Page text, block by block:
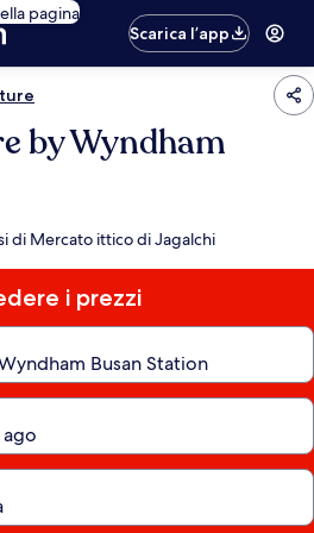
pagina
Scarica l’app
by Wyndham
di Mercato ittico di Jagalchi
i prezzi